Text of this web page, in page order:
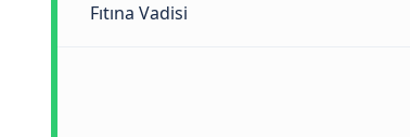
Fıtına Vadisi